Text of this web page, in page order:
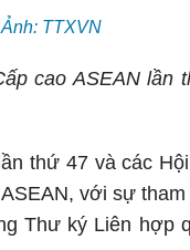
TTXVN
cao ASEAN lần
thứ 47 và các
với sự
Thư ký Liên hợp